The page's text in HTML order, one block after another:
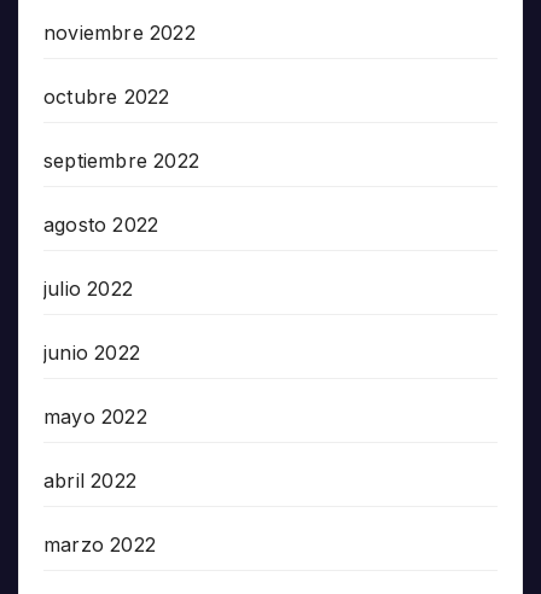
noviembre 2022
octubre 2022
septiembre 2022
agosto 2022
julio 2022
junio 2022
mayo 2022
abril 2022
marzo 2022